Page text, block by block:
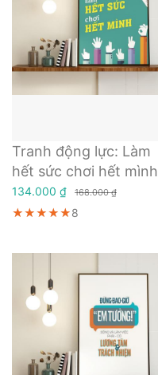
Tranh động lực: Làm
hết sức chơi hết mình
134.000 ₫ 168.000 ₫
★★★★★
★★★★★
★★★★★8